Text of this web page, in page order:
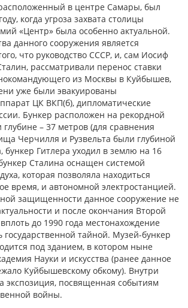
в центре Самары, был
когда угроза захвата столицы
«Центр» была особенно актуальной.
данного сооружения является
что руководство СССР, и, сам Иосиф
рассматривали перенос ставки
из Москвы в Куйбышев,
уже были эвакуированы
ЦК ВКП(б), дипломатические
Бункер расположен на рекордной
глубине – 37 метров (для сравнения
Черчилля и Рузвельта были глубиной
бункер Гитлера уходил в землю на 16
Сталина оснащен системой
которая позволяла находиться
время, и автономной электростанцией.
защищенности данное сооружение не
и после окончания Второй
до 1990 года местонахождение
государственной тайной. Музей-бункер
под зданием, в котором ныне
Науки и искусства (ранее данное
Куйбышевскому обкому). Внутри
экспозиция, посвященная событиям
войны.